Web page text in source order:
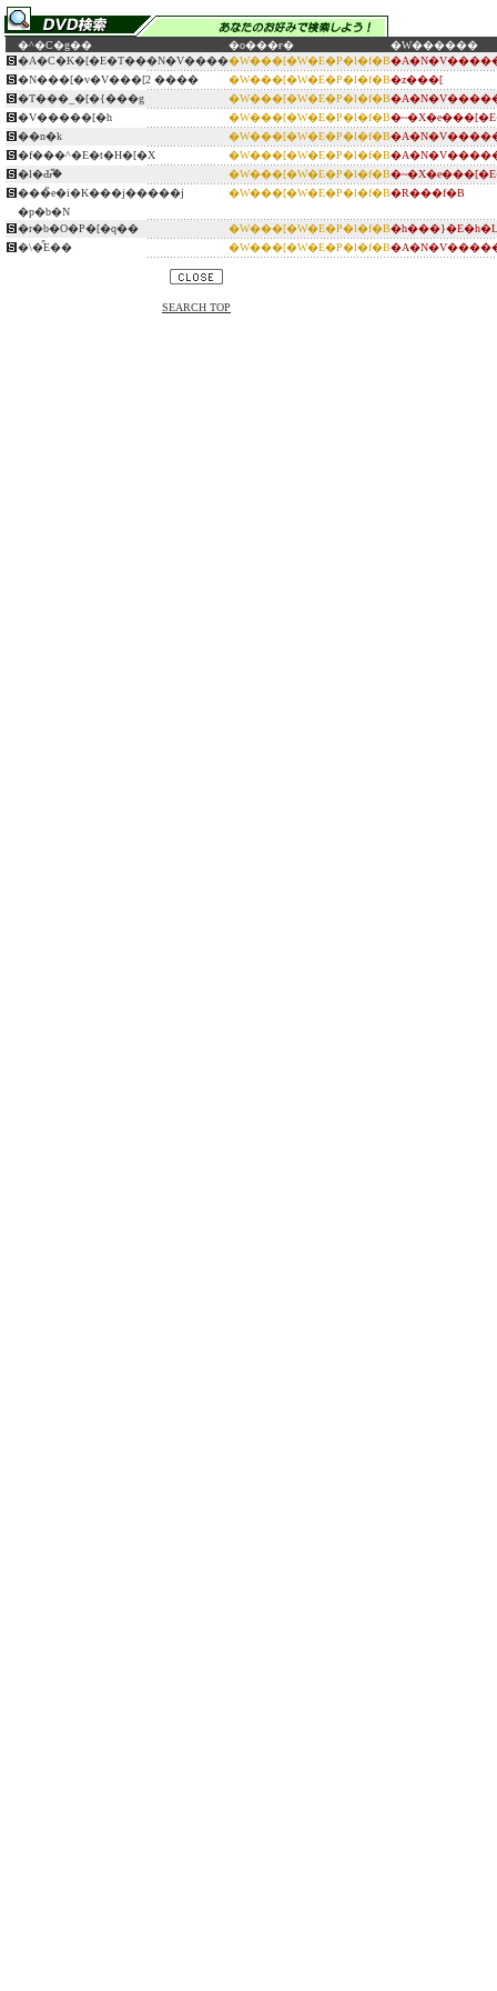
�^�C�g�� �o���ғ�
�W������
�A�C�K�[�E�T���N�V�����W���[�W�E�P�l�f�B
�N���[�v�V���[2 ����
�W���[�W�E�P�l�f�B�z���[
�T���_�[�{���g
�W���[�W�E�P�l�f�B
�V�����[�h
�W���[�W�E�P�l�f�B
��n�k
�W���[�W�E�P�l�f�B
�f���^�E�t�H�[�X
�W���[�W�E�P�l�f�B
�l�Ԃ̏ؖ�
�W���[�W�E�P�l�f�B
���̏e�i�K���j�����j
�p�b�N
�W���[�W�E�P�l�f�B�R���f�B
�r�b�O�P�[�q�� �W���[�W�E�P�l�f�B
�\�͒E��
�W���[�W�E�P�l�f�B
SEARCH TOP